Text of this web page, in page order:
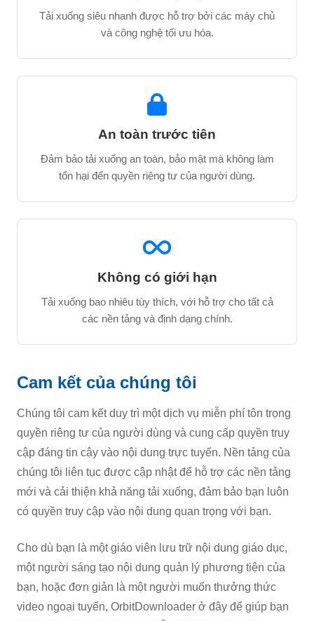
Tải xuống siêu nhanh được hỗ trợ bởi các máy chủ
và công nghệ tối ưu hóa.
An toàn trước tiên
Đảm bảo tải xuống an toàn, bảo mật mà không làm
tổn hại đến quyền riêng tư của người dùng.
Không có giới hạn
Tải xuống bao nhiêu tùy thích, với hỗ trợ cho tất cả
các nền tảng và định dạng chính.
Cam kết của chúng tôi
Chúng tôi cam kết duy trì một dịch vụ miễn phí tôn trọng
quyền riêng tư của người dùng và cung cấp quyền truy
cập đáng tin cậy vào nội dung trực tuyến. Nền tảng của
chúng tôi liên tục được cập nhật để hỗ trợ các nền tảng
mới và cải thiện khả năng tải xuống, đảm bảo bạn luôn
có quyền truy cập vào nội dung quan trọng với bạn.
Cho dù bạn là một giáo viên lưu trữ nội dung giáo dục,
một người sáng tạo nội dung quản lý phương tiện của
bạn, hoặc đơn giản là một người muốn thưởng thức
video ngoại tuyến, OrbitDownloader ở đây để giúp bạn